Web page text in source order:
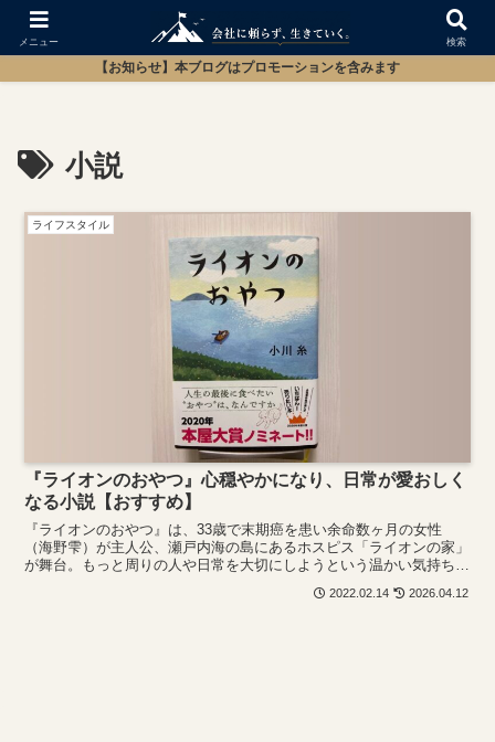
【お知らせ】本ブログはプロモーションを含みます
小説
ライフスタイル
『ライオンのおやつ』心穏やかになり、日常が愛おしく
なる小説【おすすめ】
『ライオンのおやつ』は、33歳で末期癌を患い余命数ヶ月の女性
（海野雫）が主人公、瀬戸内海の島にあるホスピス「ライオンの家」
が舞台。もっと周りの人や日常を大切にしようという温かい気持ちで
2022.02.14 2026.04.12
メニュー 検索